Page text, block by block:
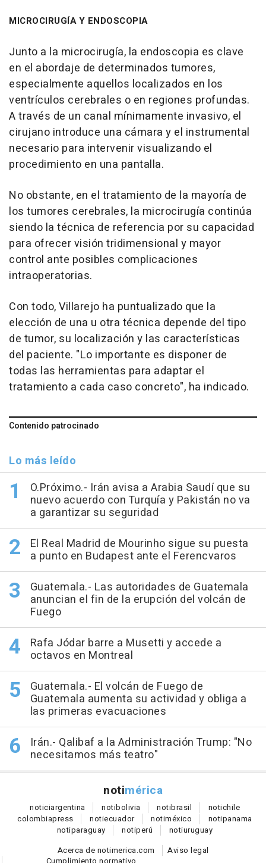
MICROCIRUGÍA Y ENDOSCOPIA
Junto a la microcirugía, la endoscopia es clave
en el abordaje de determinados tumores,
especialmente aquellos localizados en los
ventrículos cerebrales o en regiones profundas.
A través de un canal mínimamente invasivo, el
cirujano introduce una cámara y el instrumental
necesario para intervenir visualizando el
procedimiento en una pantalla.
No obstante, en el tratamiento de la mayoría de
los tumores cerebrales, la microcirugía continúa
siendo la técnica de referencia por su capacidad
para ofrecer visión tridimensional y mayor
control ante posibles complicaciones
intraoperatorias.
Con todo, Villarejo ha puntualizado que la
elección de una u otra técnica depende del tipo
de tumor, su localización y las características
del paciente. "Lo importante es disponer de
todas las herramientas para adaptar el
tratamiento a cada caso concreto", ha indicado.
Contenido patrocinado
Lo más leído
O.Próximo.- Irán avisa a Arabia Saudí que su
nuevo acuerdo con Turquía y Pakistán no va
a garantizar su seguridad
El Real Madrid de Mourinho sigue su puesta
a punto en Budapest ante el Ferencvaros
Guatemala.- Las autoridades de Guatemala
anuncian el fin de la erupción del volcán de
Fuego
Rafa Jódar barre a Musetti y accede a
octavos en Montreal
Guatemala.- El volcán de Fuego de
Guatemala aumenta su actividad y obliga a
las primeras evacuaciones
Irán.- Qalibaf a la Administración Trump: "No
necesitamos más teatro"
notimérica
noticiargentina notibolivia notibrasil notichile
colombiapress notiecuador notiméxico notipanama
notiparaguay notiperú notiuruguay
Acerca de notimerica.com
Aviso legal